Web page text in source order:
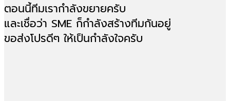
ตอนนี้ทีมเรากำลังขยายครับ
และเชื่อว่า SME ก็กำลังสร้างทีมกันอยู่
ขอส่งโปรดีๆ ให้เป็นกำลังใจครับ